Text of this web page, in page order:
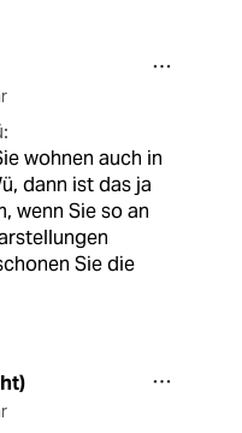
wohnen auch in
dann ist das ja
wenn Sie so an
Sie die